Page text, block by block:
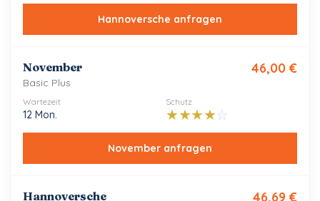
Hannoversche anfragen
November
Basic Plus
46,00 €
Wartezeit
12 Mon.
Schutz
★★★★☆
November anfragen
Hannoversche 46,69 €